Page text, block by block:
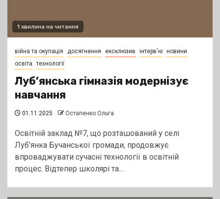
1 хвилина на читання
війна та окупація досягнення ексклюзив інтерв'ю новини
освіта
технології
Луб’янська гімназія модернізує
навчання
01.11.2025 Остапенко Ольга
Освітній заклад №7, що розташований у селі
Луб’янка Бучанської громади, продовжує
впроваджувати сучасні технології в освітній
процес. Відтепер школярі та...